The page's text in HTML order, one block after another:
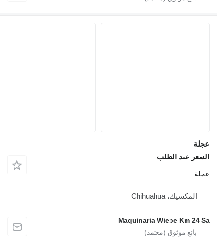
عجلة
السعر عند الطلب
عجلة
المكسيك، Chihuahua
Maquinaria Wiebe Km 24 Sa